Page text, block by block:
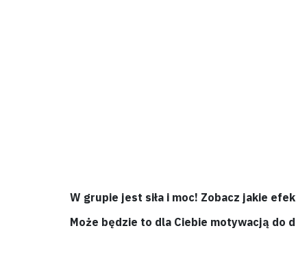
W grupie jest siła i moc! Zobacz jakie
Może będzie to dla Ciebie motywacją do